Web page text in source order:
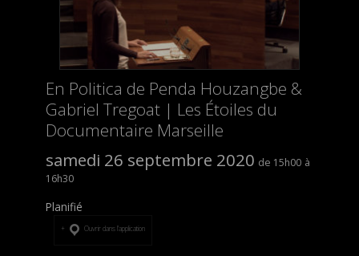
En Politica de Penda Houzangbe &
Gabriel Tregoat | Les Étoiles du
Documentaire Marseille
samedi 26 septembre 2020
15h00
16h30
Planifié
Ouvrir dans l’application